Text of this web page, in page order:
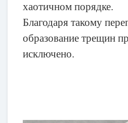
хаотичном порядке.
Благодаря такому
образование трещин
исключено.